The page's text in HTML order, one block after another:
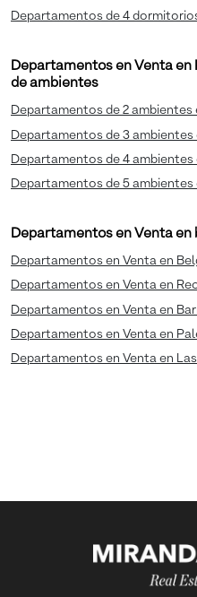
Departamentos de 4
Departamentos en Venta
de ambientes
Departamentos de 2
Departamentos de 3
Departamentos de 4
Departamentos de 5
Departamentos en Venta
Departamentos en Venta en
Departamentos en Venta en
Departamentos en Venta en
Departamentos en Venta en
Departamentos en Venta en